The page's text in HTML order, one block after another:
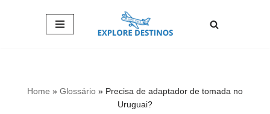
Home » Glossário » Precisa de adaptador de tomada no
Uruguai?